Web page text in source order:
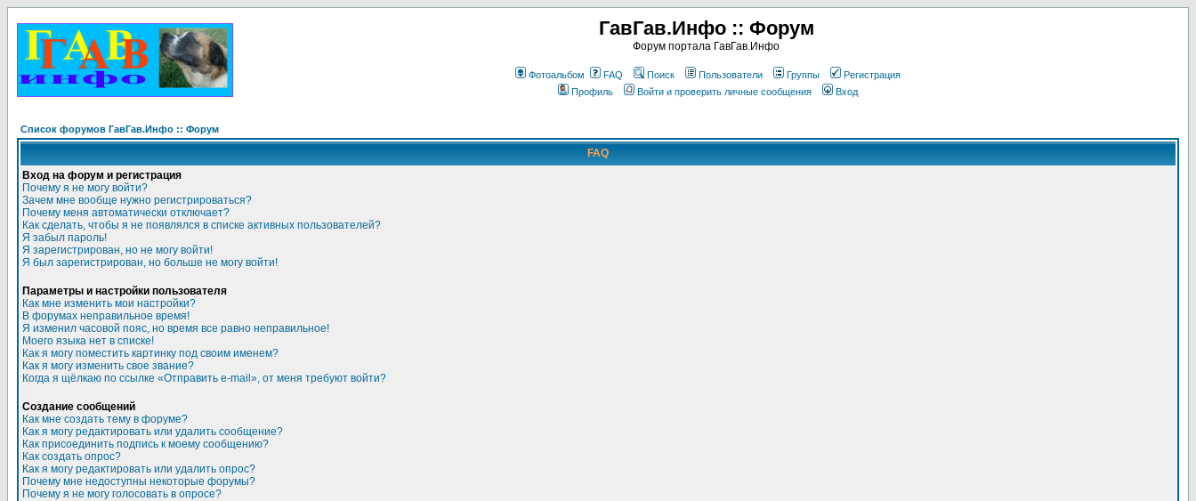
ГавГав.Инфо :: Форум
Форум портала ГавГав.Инфо
Фотоальбом FAQ Поиск Пользователи Группы
Регистрация
Профиль
Войти и проверить личные сообщения Вход
Список форумов ГавГав.Инфо :: Форум
FAQ
Вход на форум и регистрация
Почему я не могу войти?
Зачем мне вообще нужно регистрироваться?
Почему меня автоматически отключает?
Как сделать, чтобы я не появлялся в списке активных пользователей?
Я забыл пароль!
Я зарегистрирован, но не могу войти!
Я был зарегистрирован, но больше не могу войти!
Параметры и настройки пользователя
Как мне изменить мои настройки?
В форумах неправильное время!
Я изменил часовой пояс, но время все равно неправильное!
Моего языка нет в списке!
Как я могу поместить картинку под своим именем?
Как я могу изменить свое звание?
Когда я щёлкаю по ссылке «Отправить e-mail», от меня требуют войти?
Создание сообщений
Как мне создать тему в форуме?
Как я могу редактировать или удалить сообщение?
Как присоединить подпись к моему сообщению?
Как создать опрос?
Как я могу редактировать или удалить опрос?
Почему мне недоступны некоторые форумы?
Почему я не могу голосовать в опросе?